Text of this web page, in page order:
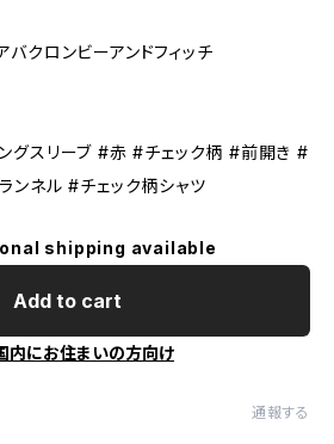
クロンビーアンドフィッチ
グスリーブ #赤 #チェック柄 #前開き #
ンネル #チェック柄シャツ
shipping available
Add to cart
内にお住まいの方向け
通報する